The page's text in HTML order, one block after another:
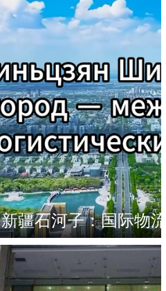
新疆石河子：国际物